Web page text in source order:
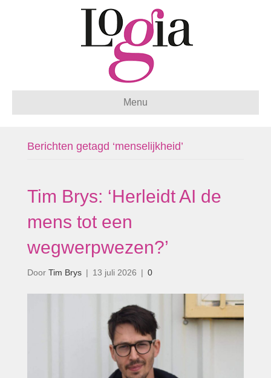
Menu
Berichten getagd ‘menselijkheid’
Tim Brys: ‘Herleidt AI de
mens tot een
wegwerpwezen?’
Door Tim Brys | 13 juli 2026 | 0